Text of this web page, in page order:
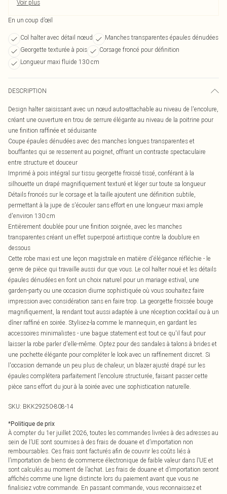
Voir plus
En un coup d’œil
Col halter avec détail nœud
Manches transparentes épaules dénudées
Georgette texturée à pois
Corsage froncé pour définition
Longueur maxi fluide 130 cm
DESCRIPTION
Design halter saisissant avec un nœud auto-attachable au niveau de l'encolure,
créant une ouverture en trou de serrure élégante au niveau de la poitrine pour
une finition raffinée et séduisante
Coupe épaules dénudées avec des manches longues transparentes et
bouffantes qui se resserrent au poignet, offrant un contraste spectaculaire
entre structure et douceur
Imprimé à pois intégral sur tissu georgette froissé tissé, conférant à la
silhouette un drapé magnifiquement texturé et léger sur toute sa longueur
Détails froncés sur le corsage et la taille ajoutent une définition subtile,
permettant à la jupe de s'écouler sans effort en une longueur maxi ample
d'environ 130 cm
Entièrement doublée pour une finition soignée, avec les manches
transparentes créant un effet superposé artistique contre la doublure en
dessous
Cette robe maxi est une leçon magistrale en matière d'élégance réfléchie - le
genre de pièce qui travaille aussi dur que vous. Le col halter noué et les détails
épaules dénudées en font un choix naturel pour un mariage estival, une
garden-party ou une occasion diurne sophistiquée où vous souhaitez faire
impression avec considération sans en faire trop. La georgette froissée bouge
magnifiquement, la rendant tout aussi adaptée à une réception cocktail ou à un
dîner raffiné en soirée. Stylisez-la comme le mannequin, en gardant les
accessoires minimalistes - une bague statement est tout ce qu'il faut pour
laisser la robe parler d'elle-même. Optez pour des sandales à talons à brides et
une pochette élégante pour compléter le look avec un raffinement discret. Si
l'occasion demande un peu plus de chaleur, un blazer ajusté drapé sur les
épaules complétera parfaitement l'encolure structurée, faisant passer cette
pièce sans effort du jour à la soirée avec une sophistication naturelle.
SKU: BKK29250-808-14
*Politique de prix
À compter du 1er juillet 2026, toutes les commandes livrées à des adresses au
sein de l’UE sont soumises à des frais de douane et d’importation non
remboursables. Ces frais sont facturés afin de couvrir les coûts liés à
l’importation de biens de commerce électronique de faible valeur dans l’UE et
sont calculés au moment de l’achat. Les frais de douane et d’importation seront
affichés comme une ligne distincte lors du paiement avant que vous ne
finalisiez votre commande. En passant commande, vous reconnaissez et